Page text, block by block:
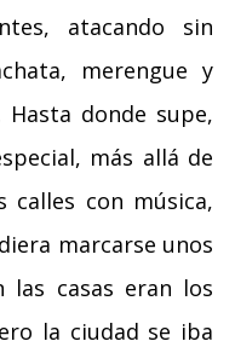
atacando sin
merengue y
donde supe,
más allá de
calles con música,
marcarse unos
las casas eran los
la ciudad se iba